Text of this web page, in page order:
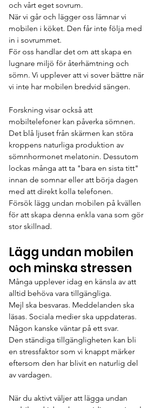
och vårt eget sovrum.
När vi går och lägger oss lämnar vi
mobilen i köket. Den får inte följa med
in i sovrummet.
För oss handlar det om att skapa en
lugnare miljö för återhämtning och
sömn. Vi upplever att vi sover bättre när
vi inte har mobilen bredvid sängen.
Forskning visar också att
mobiltelefoner kan påverka sömnen.
Det blå ljuset från skärmen kan störa
kroppens naturliga produktion av
sömnhormonet melatonin. Dessutom
lockas många att ta "bara en sista titt"
innan de somnar eller att börja dagen
med att direkt kolla telefonen.
Försök lägg undan mobilen på kvällen
för att skapa denna enkla vana som gör
stor skillnad.
Lägg undan mobilen
och minska stressen
Många upplever idag en känsla av att
alltid behöva vara tillgängliga.
Mejl ska besvaras. Meddelanden ska
läsas. Sociala medier ska uppdateras.
Någon kanske väntar på ett svar.
Den ständiga tillgängligheten kan bli
en stressfaktor som vi knappt märker
eftersom den har blivit en naturlig del
av vardagen.
När du aktivt väljer att lägga undan